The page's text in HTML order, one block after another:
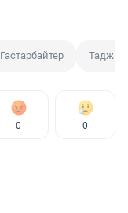
Гастарбайтер Таджик
0 0